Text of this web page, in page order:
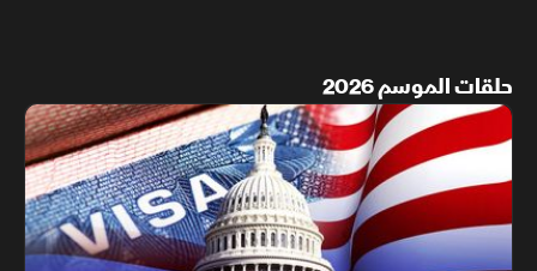
حلقات الموسم 2026